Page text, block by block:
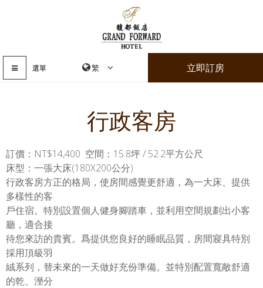
選單 立即訂房
行政客房
訂價：NT$14,400 空間：15.8坪 / 52.2平方公尺
床型：一張大床(180X200公分)
行政客房方正的格局，使房間感覺更舒適，為一大床、提供
多樣性的客
戶住宿。特別設置個人健身腳踏車，並利用空間規劃出小客
廳，適合接
待您來訪的貴賓。爲提供您良好的睡眠品質，房間寢具特別
採用頂級羽
絨系列，替未來的一天做好充份準備。並特別配置寬敞舒適
的乾、溼分